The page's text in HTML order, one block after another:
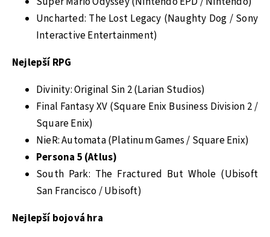
Uncharted: The Lost Legacy (Naughty Dog / Sony
Interactive Entertainment)
Nejlepší RPG
Divinity: Original Sin 2 (Larian Studios)
Final Fantasy XV (Square Enix Business Division 2 /
Square Enix)
NieR: Automata (Platinum Games / Square Enix)
Persona 5 (Atlus)
South Park: The Fractured But Whole (Ubisoft
San Francisco / Ubisoft)
Nejlepší bojová hra